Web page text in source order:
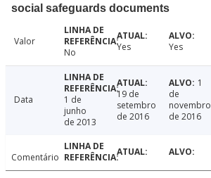
social safeguards documents
Valor
No
Yes Yes
Data
1 de
junho
de 2013
19 de
setembro
de 2016
1
de
novembro
de 2016
Comentário